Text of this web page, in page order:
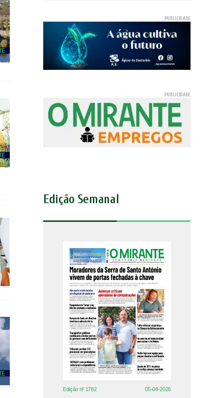
Edição Semanal
Edição nº 1782 05-08-2026